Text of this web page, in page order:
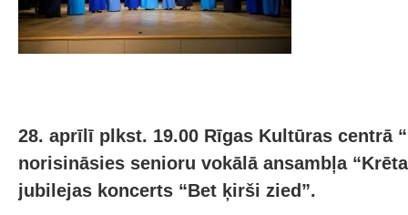
28. aprīlī plkst. 19.00 Rīgas Kultūras centrā
norisināsies senioru vokālā ansambļa
jubilejas koncerts “Bet ķirši zied”.